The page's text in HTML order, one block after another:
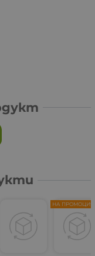
НА ПРОМОЦИЯ